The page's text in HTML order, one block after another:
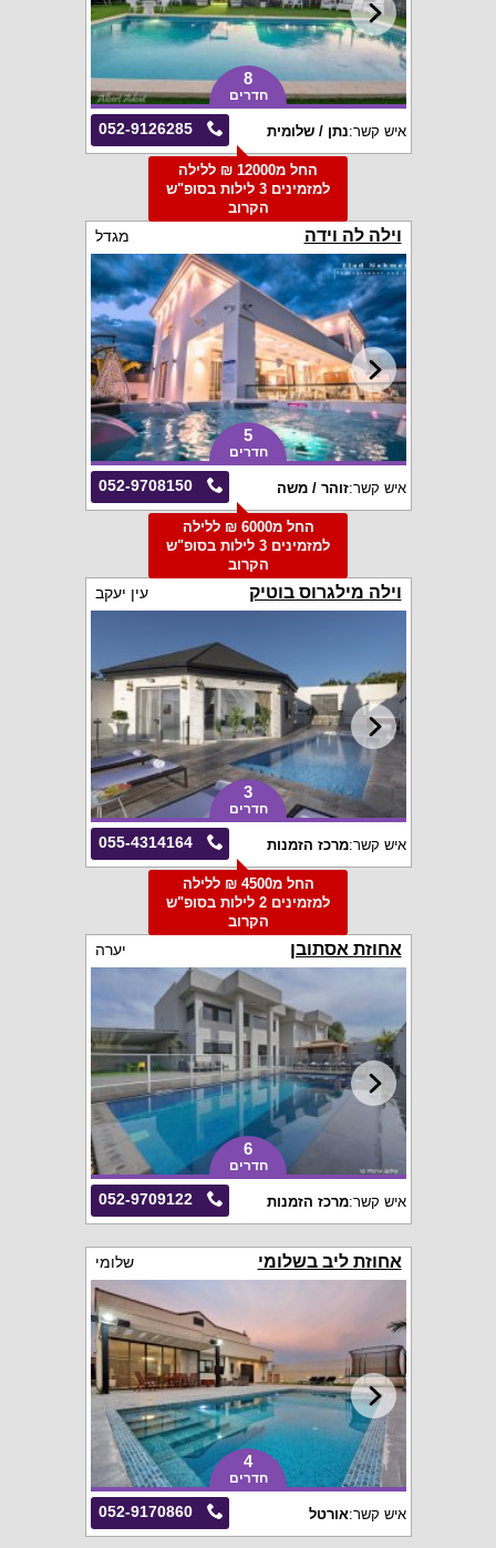
8
חדרים
052-9126285 איש קשר:נתן / שלומית
החל מ12000 ₪ ללילה
למזמינים 3 לילות בסופ"ש
הקרוב
וילה לה וידה מגדל
5
חדרים
052-9708150 איש קשר:זוהר / משה
החל מ6000 ₪ ללילה
למזמינים 3 לילות בסופ"ש
הקרוב
וילה מילגרוס בוטיק עין יעקב
3
חדרים
055-4314164 איש קשר:מרכז הזמנות
החל מ4500 ₪ ללילה
למזמינים 2 לילות בסופ"ש
הקרוב
אחוזת אסתובן יערה
6
חדרים
052-9709122 איש קשר:מרכז הזמנות
אחוזת ליב בשלומי שלומי
4
חדרים
052-9170860 איש קשר:אורטל